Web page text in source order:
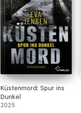
Küstenmord: Spur ins
Dunkel
2025